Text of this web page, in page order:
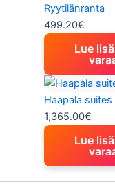
Ryytilänranta
499.20€
Lue
Haapala
1,365.00€
Lue